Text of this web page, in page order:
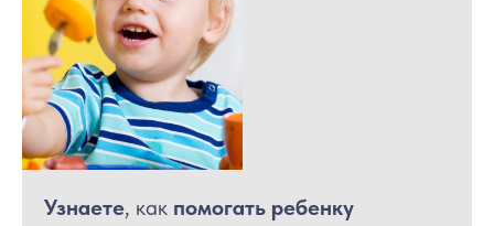
Узнаете, как помогать ребенку